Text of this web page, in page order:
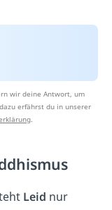
wir deine Antwort, um
erfährst du in unserer
.
Leid nur